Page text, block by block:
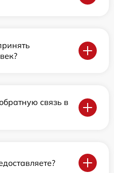
связь в